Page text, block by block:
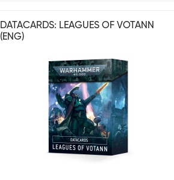
DATACARDS: LEAGUES OF VOTANN
(ENG)